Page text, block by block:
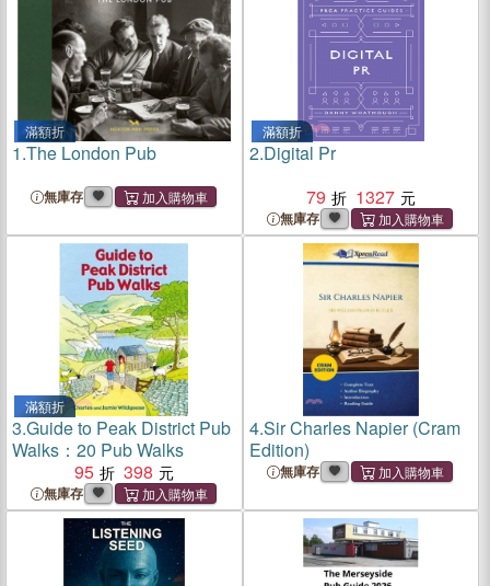
滿額折
1.The London Pub
無庫存
滿額折
2.Digital Pr
79
1327
無庫存
滿額折
3.Guide to Peak District Pub
Walks：20 Pub Walks
95
398
無庫存
4.Sir Charles Napier (Cram
Edition)
無庫存